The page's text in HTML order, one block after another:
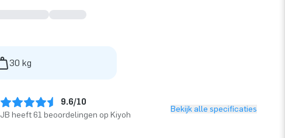
30 kg
9.6/10
JB heeft 61 beoordelingen op Kiyoh
Bekijk alle specificaties